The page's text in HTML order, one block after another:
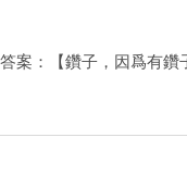
答案：【鑽子，因爲有鑽